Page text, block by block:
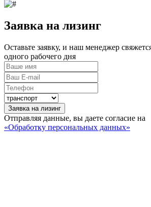
Заявка на лизинг
Оставьте заявку, и наш менеджер
одного рабочего дня
Заявка на лизинг
Отправляя данные, вы даете согласие на
«Обработку персональных данных»